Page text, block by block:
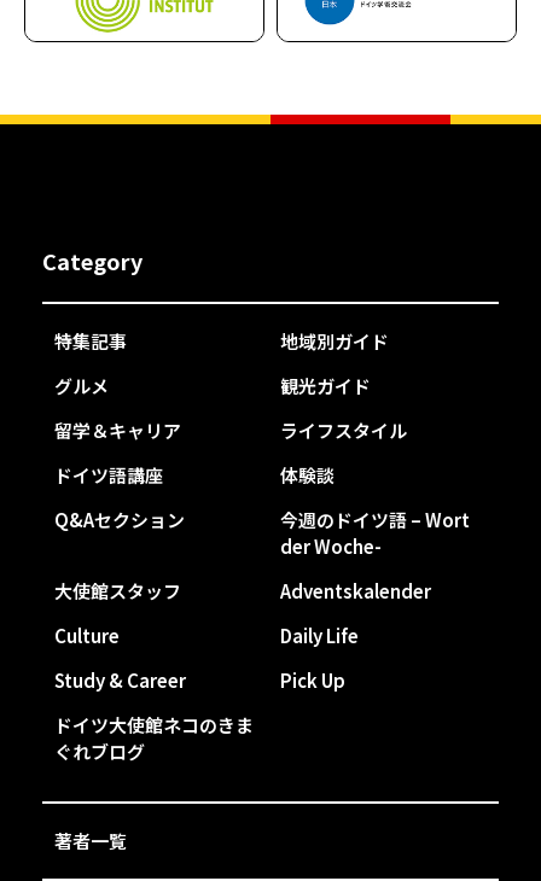
Category
特集記事
地域別ガイド
グルメ
観光ガイド
留学＆キャリア
ライフスタイル
ドイツ語講座
体験談
Q&Aセクション
今週のドイツ語 – Wort
der Woche-
大使館スタッフ
Adventskalender
Culture
Daily Life
Study & Career
Pick Up
ドイツ大使館ネコのきま
ぐれブログ
著者一覧